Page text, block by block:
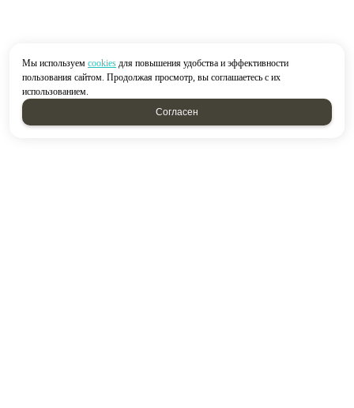
Мы используем cookies для повышения удобства и эффективности
пользования сайтом. Продолжая просмотр, вы соглашаетесь с их
использованием.
Согласен